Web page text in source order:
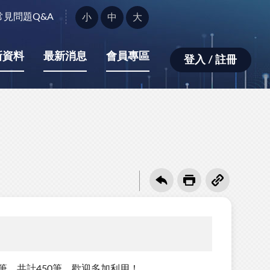
見問題Q&A
字
型
小：
小 中 大
資料 最新消息 會員專區 登入 / 註冊